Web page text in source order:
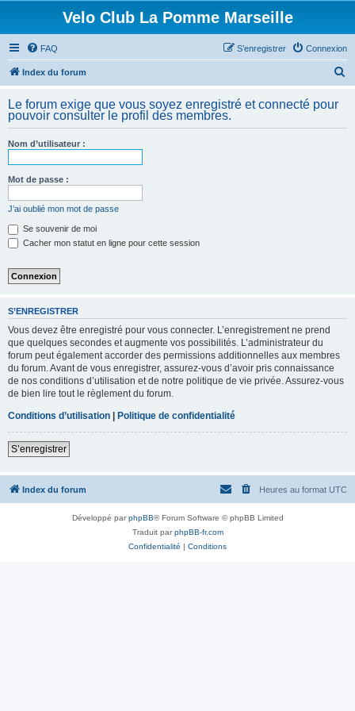
Velo Club La Pomme Marseille
FAQ Connexion
S’enregistrer
Index du forum
h
Le forum exige que vous soyez enregistré et connecté pour
pouvoir consulter le profil des membres.
Nom d’utilisateur :
Mot de passe :
J’ai oublié mon mot de passe
Se souvenir de moi
Cacher mon statut en ligne pour cette session
S’ENREGISTRER
Vous devez être enregistré pour vous connecter. L’enregistrement ne prend
que quelques secondes et augmente vos possibilités. L’administrateur du
forum peut également accorder des permissions additionnelles aux membres
du forum. Avant de vous enregistrer, assurez-vous d’avoir pris connaissance
de nos conditions d’utilisation et de notre politique de vie privée. Assurez-vous
de bien lire tout le règlement du forum.
Conditions d’utilisation | Politique de confidentialité
S’enregistrer
Index du forum Heures au format UTC
Développé parphpBB® Forum Software © phpBB Limited
Traduit parphpBB-fr.com
Confidentialité | Conditions